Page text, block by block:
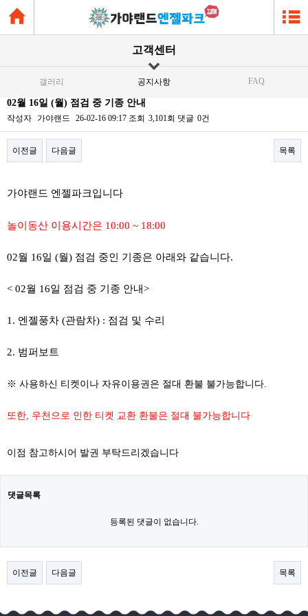
고객센터
갤러리 공지사항 FAQ
02월 16일 (월) 점검 중 기종 안내
작성자 가야랜드 26-02-16 09:17 조회 3,101회 댓글 0건
이전글 다음글 목록
가야랜드 엔젤파크입니다
놀이동산 이용시간은 10:00 ~ 18:00
02월 16일 (월) 점검 중인 기종은 아래와 같습니다.
< 02월 16일 점검 중 기종 안내>
1. 엔젤풍차 (관람차) : 점검 및 수리
2. 범퍼보트
※ 사용하신 티켓이나 자유이용권은 절대 환불 불가능합니다.
또한, 우천으로 인한 티켓 교환 환불은 절대 불가능합니다
이점 참고하시어 발권 부탁드리겠습니다
댓글목록
등록된 댓글이 없습니다.
이전글 다음글 목록